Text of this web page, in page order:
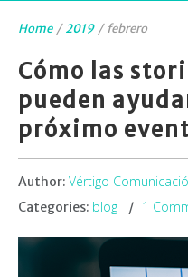
Home /2019 /febrero
Cómo las
pueden
próximo
Author: Vértigo
Categories: blog 1